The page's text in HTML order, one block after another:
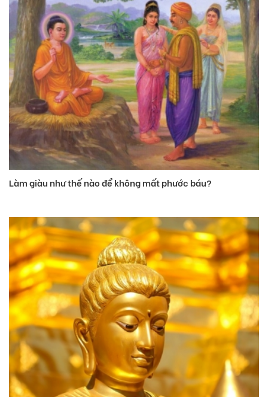
Làm giàu như thế nào để không mất phước báu?